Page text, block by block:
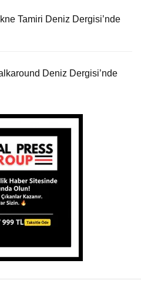
Tamiri Deniz Dergisi’nde
Deniz Dergisi’nde